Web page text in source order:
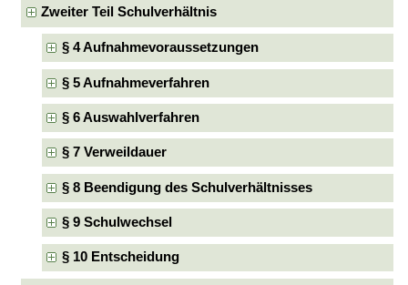
Zweiter Teil Schulverhältnis
§ 4 Aufnahmevoraussetzungen
§ 5 Aufnahmeverfahren
§ 6 Auswahlverfahren
§ 7 Verweildauer
§ 8 Beendigung des Schulverhältnisses
§ 9 Schulwechsel
§ 10 Entscheidung